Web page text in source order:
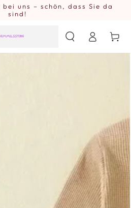
uns – schön, dass Sie da
sind!
Einloggen